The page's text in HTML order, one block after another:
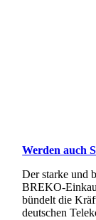
Werden auch
Der starke und
BREKO-
bündelt die
deutschen